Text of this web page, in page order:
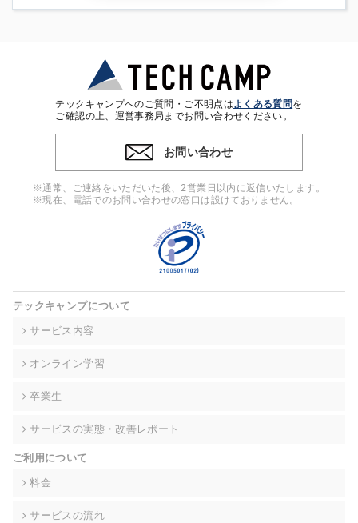
・個人(法人の場合は担当者)を識別できない形式に加工した統
計情報の作成および利用
※上記の利用目的に基づいた本人への連絡及び配信について
4. 個人情報の第三者提供
ンをとるために、氏名等の一部の情報をサービス内で使用する
チャットツールで発信することにより、本サービスの他の利用
者等に提供することがあります。
当社は事業運営上、前項利用目的の範囲に限って個人情報を外
高い委託先を選定し、個人情報の適正管理・機密保持について
個人情報の開示等(利用目的の通知、開示、内容の訂正・追加・
て、下記の当社問合わせ窓口に申し出ることができます。その
的な期間内に対応いたします。ただし、申請が本人確認が不可
により、ご希望に添えない場合があります。 なお、アクセスロ
グなどの個人情報以外の情報については、原則として開示等は
テックキャンプへのご質問・ご不明点はよくある質問を
ご確認の上、運営事務局までお問い合わせください。
お問い合わせ
※通常、ご連絡をいただいた後、2営業日以内に返信いたします。
※現在、電話でのお問い合わせの窓口は設けておりません。
テックキャンプについて
サービス内容
オンライン学習
卒業生
サービスの実態・改善レポート
ご利用について
料金
サービスの流れ